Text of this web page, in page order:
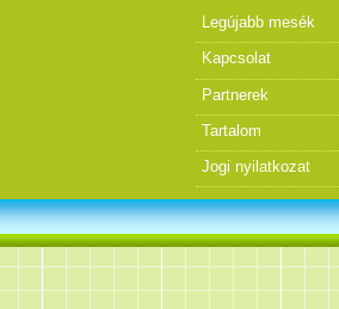
Legújabb mesék
Kapcsolat
Partnerek
Tartalom
Jogi nyilatkozat